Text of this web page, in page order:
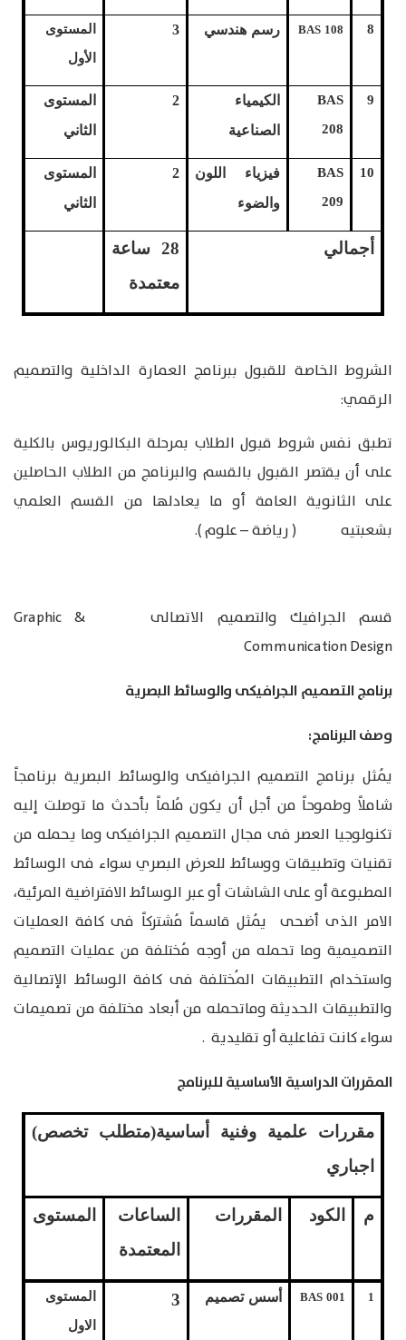
8
BAS 108 رسم هندسي 3
المستوى
الأول
9
BAS
208
الكيمياء
الصناعية
2
المستوى
الثاني
10
BAS
209
فيزياء
اللون
والضوء
2
المستوى
الثاني
أجمالي 28
ساعة
معتمدة
الشروط الخاصة للقبول ببرنامج العمارة الداخلية والتصميم
الرقمي:
تطبق نفس شروط قبول الطلاب بمرحلة البكالوريوس بالكلية
على أن يقتصر القبول بالقسم والبرنامج من الطلاب الحاصلين
على الثانوية العامة أو ما يعادلها من القسم العلمي
بشعبتيه ( رياضة – علوم ).
قسم الجرافيك والتصميم الاتصالى Graphic &
Communication Design
برنامج التصميم الجرافيكى والوسائط البصرية
وصف البرنامج:
يُمثل برنامج التصميم الجرافيكى والوسائط البصرية برنامجاً
شاملاً وطموحاً من أجل أن يكون مُلماً بأحدث ما توصلت إليه
تكنولوجيا العصر فى مجال التصميم الجرافيكى وما يحمله من
تقنيات وتطبيقات ووسائط للعرض البصري سواء فى الوسائط
المطبوعة أو على الشاشات أو عبر الوسائط الافتراضية المرئية،
الامر الذى أضحى يُمثل قاسماً مُشتركاً فى كافة العمليات
التصميمية وما تحمله من أوجه مُختلفة من عمليات التصميم
واستخدام التطبيقات المُختلفة فى كافة الوسائط الإتصالية
والتطبيقات الحديثة وماتحمله من أبعاد مختلفة من تصميمات
سواء كانت تفاعلية أو تقليدية .
المقررات الدراسية الأساسية للبرنامج
مقررات علمية وفنية أساسية(متطلب تخصص)
اجباري
م الكود المقررات
الساعات
المعتمدة
المستوى
1
BAS 001 أسس تصميم 3
المستوى
الاول